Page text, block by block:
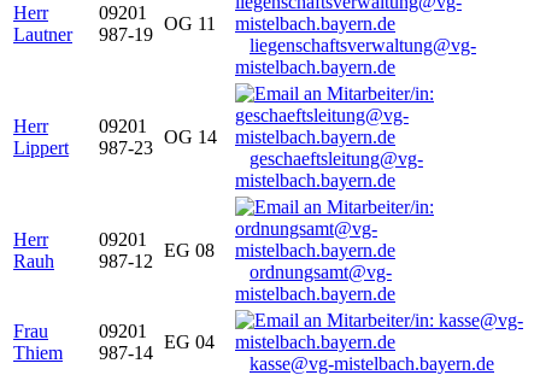
Herr
Lautner
09201
987-19
OG 11
liegenschaftsverwaltung@vg-
mistelbach.bayern.de
Herr
Lippert
09201
987-23
OG 14
geschaeftsleitung@vg-
mistelbach.bayern.de
Herr
Rauh
09201
987-12
EG 08
ordnungsamt@vg-
mistelbach.bayern.de
Frau
Thiem
09201
987-14
EG 04
kasse@vg-mistelbach.bayern.de